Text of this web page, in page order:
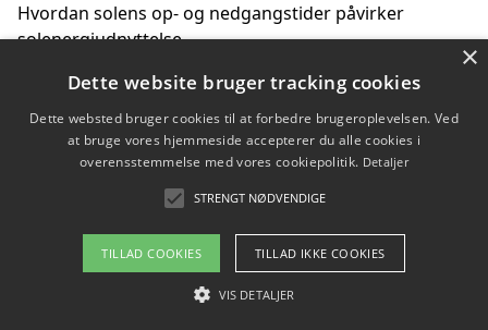
Hvordan solens op- og nedgangstider påvirker
solenergiudnyttelse
Hvordan du får svar på energispørgsmål om
vedvarende energikilder
Om / kontakt
Blog Betingelser
×
Dette website bruger tracking cookies
Dette websted bruger cookies til at forbedre brugeroplevelsen. Ved
at bruge vores hjemmeside accepterer du alle cookies i
overensstemmelse med vores cookiepolitik. Detaljer
STRENGT NØDVENDIGE
TILLAD COOKIES TILLAD IKKE COOKIES
VIS DETALJER